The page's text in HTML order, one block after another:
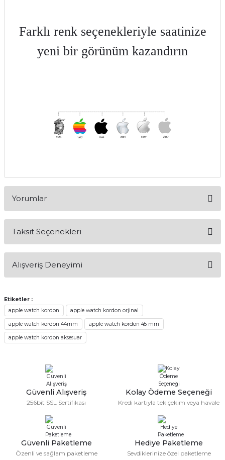
Farklı renk seçenekleriyle saatinize
yeni bir görünüm kazandırın
Yorumlar
Taksit Seçenekleri
Alışveriş Deneyimi
whatsaptan hemde site üstünden çok
yardımcı oldular hızlı ve keyifli bi
alışveriş oldu özellikle bekledigimden
iyi bir ürün geldi fiyatına göre mütiş
kaliteli
Serdar Keskin | 19/05/2026
gerçekten çok kaliteil ürün geldi bu
kordonu normal dışardan bir saatciye
taktırsam işciliği ile birlikte enaz 2,k
isterlerdi alacak arkadaşlar ölçülerini
doğru belirleyip kaliteyi sorun
etmesin
İsmail yılmaz | 15/05/2026
Swatch yos Model saatime aldim
arayip teyit aldiktan sonra yolladılar
Etiketler :
apple watch kordon
apple watch kordon orjinal
apple watch kordon 44mm apple watch kordon 45 mm
apple watch kordon aksesuar
Güvenli Alışveriş
256bit SSL Sertifikası
Kolay Ödeme Seçeneği
Kredi kartıyla tek çekim veya havale
Güvenli Paketleme
Özenli ve sağlam paketleme
Hediye Paketleme
Sevdiklerinize özel paketleme